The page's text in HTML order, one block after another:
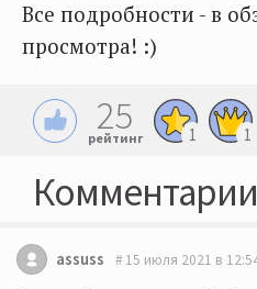
Все подробности - в
просмотра! :)
25
рейтинг 1 1
Комментарии
assuss 15 июля 2021 в